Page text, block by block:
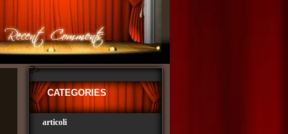
?>
CATEGORIES
articoli